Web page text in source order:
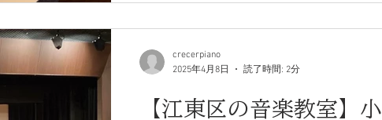
【江東区の音楽教室】
crecerpiano
2025年4月8日
読了時間: 2分